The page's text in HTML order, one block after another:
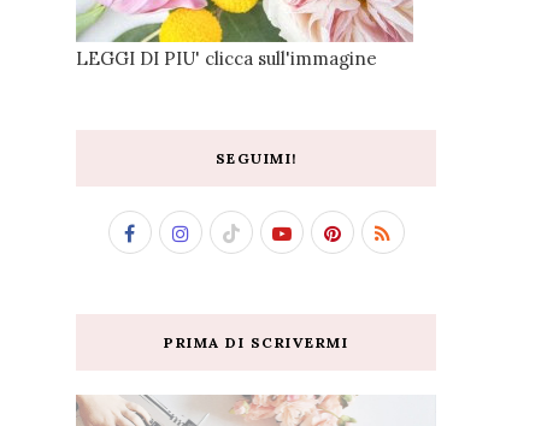
LEGGI DI PIU' clicca sull'immagine
SEGUIMI!
PRIMA DI SCRIVERMI